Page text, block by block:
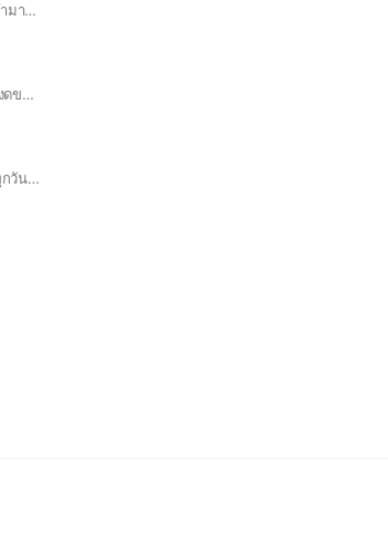
#โสด#เหงา#อกหัก#หาเพื่อนคุย#เชิญเข้ามาคุยกันเยอะๆนะค่ะ🙏🙏 💞ยินดีต้อนรับสมาชิกอายุ15ปีขึ้นไป 💞รบกวนใส่รุปโปรไฟล์จริง เห็นหน้าชัดด้วยนะค่ะ 💞งดพุดจาหยาบคาย ทะลึ่ง ลามกทุกกรณีนะค่ะ 📜📜สำหรับสมาชิกใหม่ที่ยังไม่ทราบกลุ่มเรามี 4ห้องแชทนะค่ะ 🍄🏠ศาลาพักใจ💔คนโสด❣️อกหัก💔หาเพื่อนคุย💌หาแฟนตอนเหงา😿 🍄ห้องดูหนัง. 🍄ห้องเพลง 🍄ห้องคำคม+แคปชั่นโดนใจ♥️ 📢📢📢📢 สมาชิกสามารถกดเข้าไปที่ห้องต่างๆได้เลยนะค่ะ กดสามขีดมุมขวาบน (บน)กดแชทเลือกเข้าห้องได้เลยค่ะ👌🙏
พื้นที่พูดคุยสำหรับเด็กม.กรุงเทพ ทุกคน งดขายของ #ม.กรุงเทพ #BU
ฝึกใช้ภาษาอังกฤษผ่านการพูดคุยกันได้ทุกวันฟรี! เรียนภาษาต้องไม่กลัวผิด English, please.